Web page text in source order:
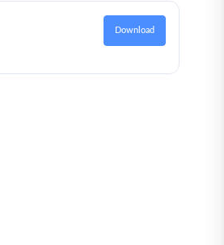
Download